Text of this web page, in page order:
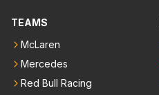
TEAMS
McLaren
Mercedes
Red Bull Racing